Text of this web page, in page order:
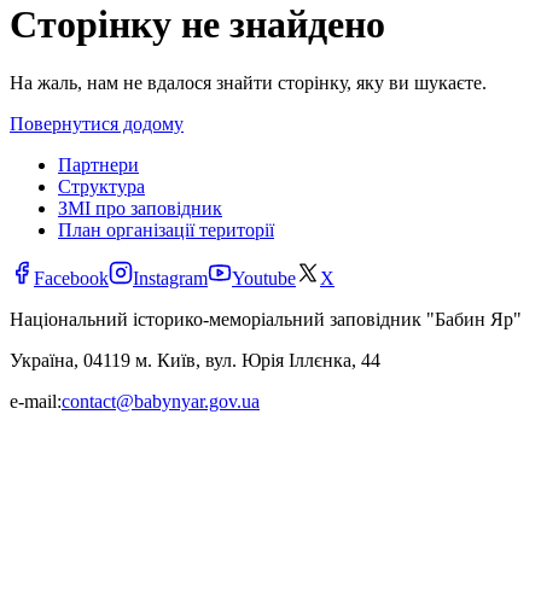
Сторінку не знайдено
На жаль, нам не вдалося знайти сторінку, яку ви шукаєте.
Повернутися додому
Партнери
Структура
ЗМІ про заповідник
План організації території
Facebook Instagram Youtube
X
Національний історико-меморіальний заповідник "Бабин Яр"
Україна, 04119 м. Київ, вул. Юрія Іллєнка, 44
e-mail:contact@babynyar.gov.ua